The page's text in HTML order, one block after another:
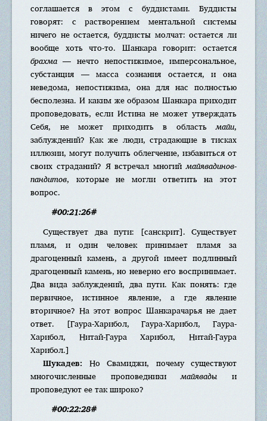
соглашается в этом с буддистами. Буддисты
говорят: с растворением ментальной системы
ничего не остается, буддисты молчат: остается ли
вообще хоть что-то. Шанкара говорит: остается
брахма— нечто непостижимое, имперсональное,
субстанция — масса сознания остается, и она
неведома, непостижима, она для нас полностью
бесполезна. И каким же образом Шанкара приходит
проповедовать, если Истина не может утверждать
Себя, не может приходить в областьмайи,
заблуждений? Как же люди, страдающие в тисках
иллюзии, могут получить облегчение, избавиться от
своих страданий? Я встречал многиймайявадинов-
пандитов, которые не могли ответить на этот
вопрос.
#00:21:26#
Существует два пути: [санскрит]. Существует
пламя, и один человек принимает пламя за
драгоценный камень, а другой имеет подлинный
драгоценный камень, но неверно его воспринимает.
Два вида заблуждений, два пути. Как понять: где
первичное, истинное явление, а где явление
вторичное? На этот вопрос Шанкарачарья не дает
ответ. [Гаура-Харибол, Гаура-Харибол, Гаура-
Харибол, Нитай-Гаура Харибол, Нитай-Гаура
Харибол.]
Шукадев: Но Свамиджи, почему существуют
многочисленные проповедникимайявадыи
проповедуют ее так широко?
#00:22:28#